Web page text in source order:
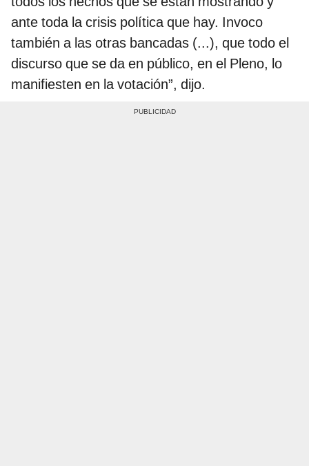
ante toda la crisis política que hay. Invoco
también a las otras bancadas (...), que todo el
discurso que se da en público, en el Pleno, lo
manifiesten en la votación”, dijo.